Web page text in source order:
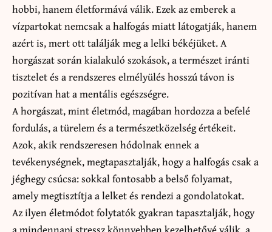
hobbi, hanem életformává válik. Ezek az emberek a
vízpartokat nemcsak a halfogás miatt látogatják, hanem
azért is, mert ott találják meg a lelki békéjüket. A
horgászat során kialakuló szokások, a természet iránti
tisztelet és a rendszeres elmélyülés hosszú távon is
pozitívan hat a mentális egészségre.
A horgászat, mint életmód, magában hordozza a befelé
fordulás, a türelem és a természetközelség értékeit.
Azok, akik rendszeresen hódolnak ennek a
tevékenységnek, megtapasztalják, hogy a halfogás csak a
jéghegy csúcsa: sokkal fontosabb a belső folyamat,
amely megtisztítja a lelket és rendezi a gondolatokat.
Az ilyen életmódot folytatók gyakran tapasztalják, hogy